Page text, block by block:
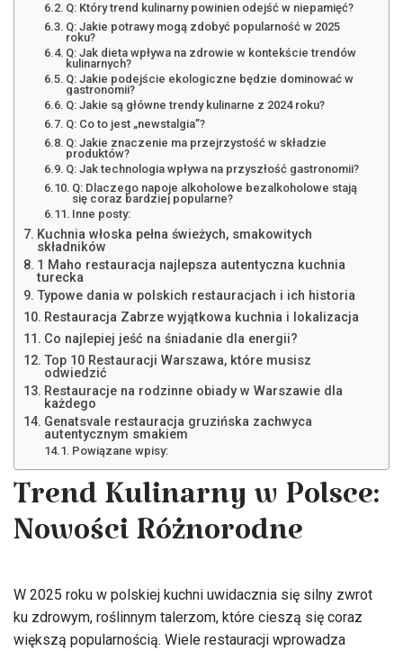
Q: Który trend kulinarny powinien odejść w niepamięć?
Q: Jakie potrawy mogą zdobyć popularność w 2025
roku?
Q: Jak dieta wpływa na zdrowie w kontekście trendów
kulinarnych?
Q: Jakie podejście ekologiczne będzie dominować w
gastronomii?
Q: Jakie są główne trendy kulinarne z 2024 roku?
Q: Co to jest „newstalgia”?
Q: Jakie znaczenie ma przejrzystość w składzie
produktów?
Q: Jak technologia wpływa na przyszłość gastronomii?
Q: Dlaczego napoje alkoholowe bezalkoholowe stają
się coraz bardziej popularne?
Inne posty:
Kuchnia włoska pełna świeżych, smakowitych
składników
1 Maho restauracja najlepsza autentyczna kuchnia
turecka
Typowe dania w polskich restauracjach i ich historia
Restauracja Zabrze wyjątkowa kuchnia i lokalizacja
Co najlepiej jeść na śniadanie dla energii?
Top 10 Restauracji Warszawa, które musisz
odwiedzić
Restauracje na rodzinne obiady w Warszawie dla
każdego
Genatsvale restauracja gruzińska zachwyca
autentycznym smakiem
Powiązane wpisy:
Trend Kulinarny w Polsce:
Nowości Różnorodne
W 2025 roku w polskiej kuchni uwidacznia się silny zwrot
ku zdrowym, roślinnym talerzom, które cieszą się coraz
większą popularnością. Wiele restauracji wprowadza